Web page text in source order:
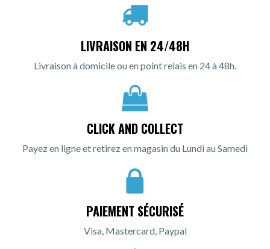
LIVRAISON EN 24/48H
Livraison à domicile ou en point relais en 24 à 48h.
CLICK AND COLLECT
Payez en ligne et retirez en magasin du Lundi au Samedi
PAIEMENT SÉCURISÉ
Visa, Mastercard, Paypal